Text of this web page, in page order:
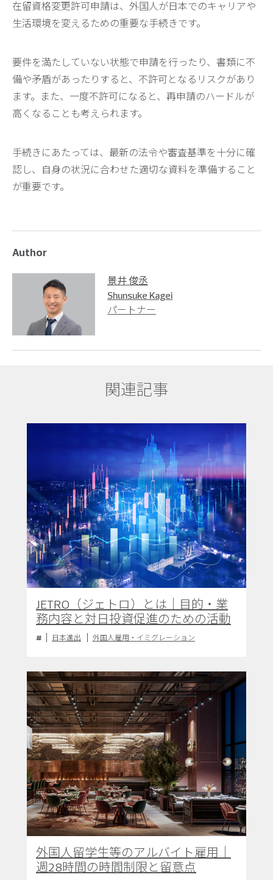
在留資格変更許可申請は、外国人が日本でのキャリアや
生活環境を変えるための重要な手続きです。
要件を満たしていない状態で申請を行ったり、書類に不
備や矛盾があったりすると、不許可となるリスクがあり
ます。また、一度不許可になると、再申請のハードルが
高くなることも考えられます。
手続きにあたっては、最新の法令や審査基準を十分に確
認し、自身の状況に合わせた適切な資料を準備すること
が重要です。
Author
景井 俊丞
Shunsuke Kagei
パートナー
関連記事
JETRO（ジェトロ）とは｜目的・業
務内容と対日投資促進のための活動
日本進出 外国人雇用・イミグレーション
外国人留学生等のアルバイト雇用｜
週28時間の時間制限と留意点